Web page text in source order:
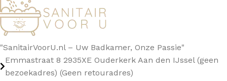
"SanitairVoorU.nl – Uw Badkamer, Onze Passie"
Emmastraat 8 2935XE Ouderkerk Aan den IJssel (geen
bezoekadres) (Geen retouradres)